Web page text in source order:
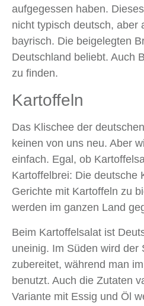
aufgegessen haben.
nicht typisch deutsch, aber
bayrisch. Die beigelegten
Deutschland beliebt. Auch
zu finden.
Kartoffeln
Das Klischee der
keinen von uns neu. Aber
einfach. Egal, ob
Kartoffelbrei: Die deutsche
Gerichte mit Kartoffeln zu
werden im ganzen Land
Beim Kartoffelsalat ist
uneinig. Im Süden wird der
zubereitet, während man
benutzt. Auch die Zutaten
Variante mit Essig und Öl